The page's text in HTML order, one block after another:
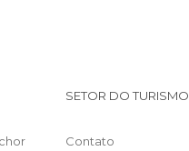
SETOR DO TURISMO
Contato